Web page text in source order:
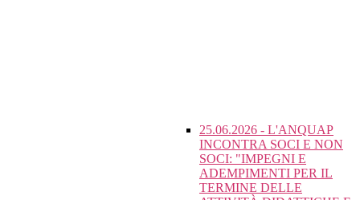
25.06.2026 - L'ANQUAP
INCONTRA SOCI E NON
SOCI: "IMPEGNI E
ADEMPIMENTI PER IL
TERMINE DELLE